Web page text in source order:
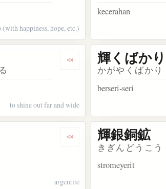
happiness, hope, etc.)
kecerahan
Dengarkan kosakata 輝き渡る
to shine out far and wide
輝くばかり
かがやくばかり
berseri-seri
Dengarkan kosakata 輝銀鉱
argentite
輝銀銅鉱
きぎんどうこう
stromeyerit